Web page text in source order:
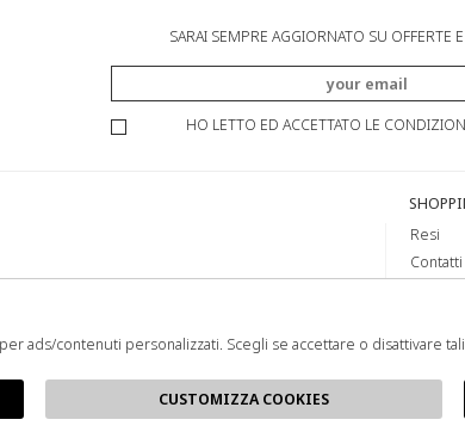
SARAI SEMPRE AGGIORNATO SU OFFERTE
HO LETTO ED ACCETTATO LE
Resi
Contatti
ads/contenuti personalizzati. Scegli se accettare o disattivare
CUSTOMIZZA COOKIES